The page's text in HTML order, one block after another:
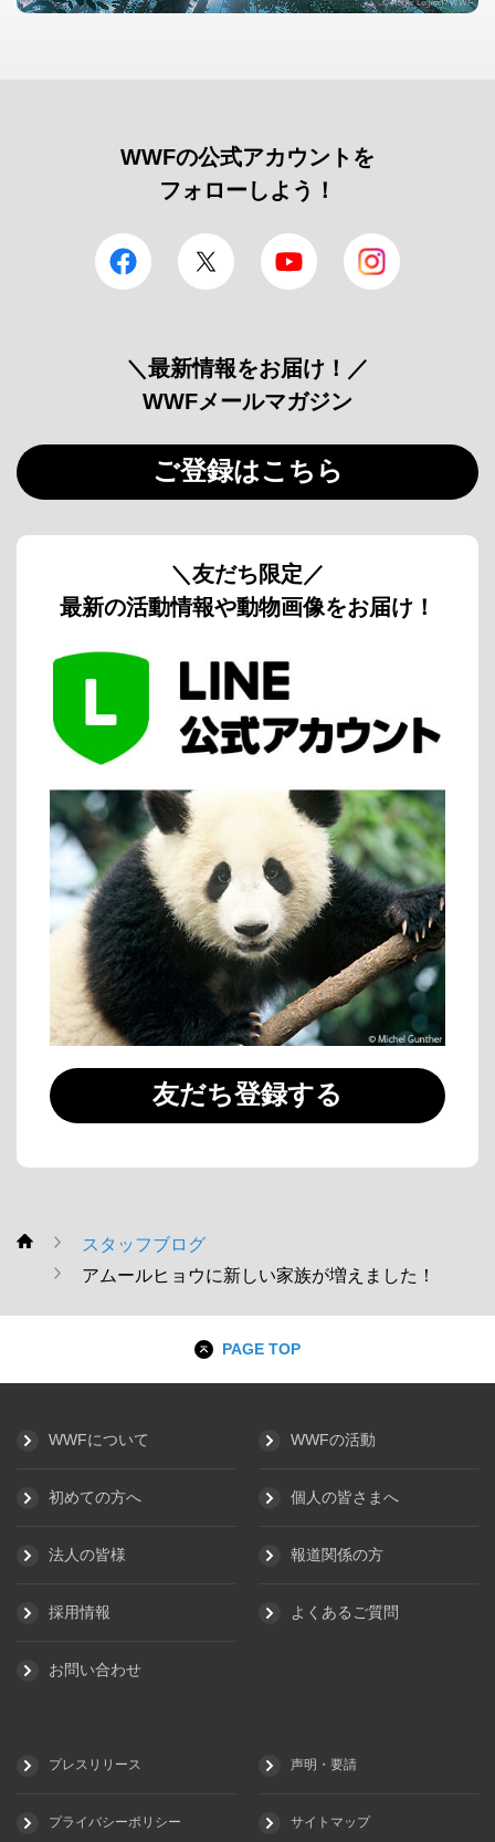
© Roger Leguen / WWF
WWFの公式アカウントを
フォローしよう！
facebook Twitter YouTube
＼最新情報をお届け！／
WWFメールマガジン
ご登録はこちら
＼友だち限定／
最新の活動情報や動物画像をお届け！
友だち登録する
WWF
スタッフブログ
アムールヒョウに新しい家族が増えました！
PAGE TOP
WWFについて WWFの活動
初めての方へ 個人の皆さまへ
法人の皆様 報道関係の方
採用情報 よくあるご質問
お問い合わせ
プレスリリース 声明・要請
プライバシーポリシー サイトマップ